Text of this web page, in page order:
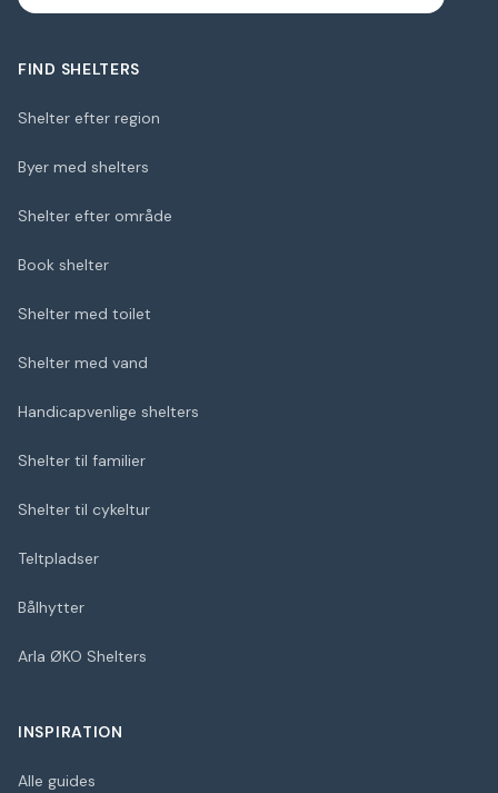
FIND SHELTERS
Shelter efter region
Byer med shelters
Shelter efter område
Book shelter
Shelter med toilet
Shelter med vand
Handicapvenlige shelters
Shelter til familier
Shelter til cykeltur
Teltpladser
Bålhytter
Arla ØKO Shelters
INSPIRATION
Alle guides